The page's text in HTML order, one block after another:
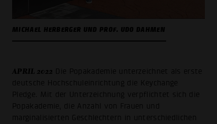
MICHAEL HERBERGER UND PROF. UDO DAHMEN
APRIL 2022 Die Popakademie unterzeichnet als erste
deutsche Hochschuleinrichtung die Keychange
Pledge. Mit der Unterzeichnung verpflichtet sich die
Popakademie, die Anzahl von Frauen und
marginalisierten Geschlechtern in unterschiedlichen